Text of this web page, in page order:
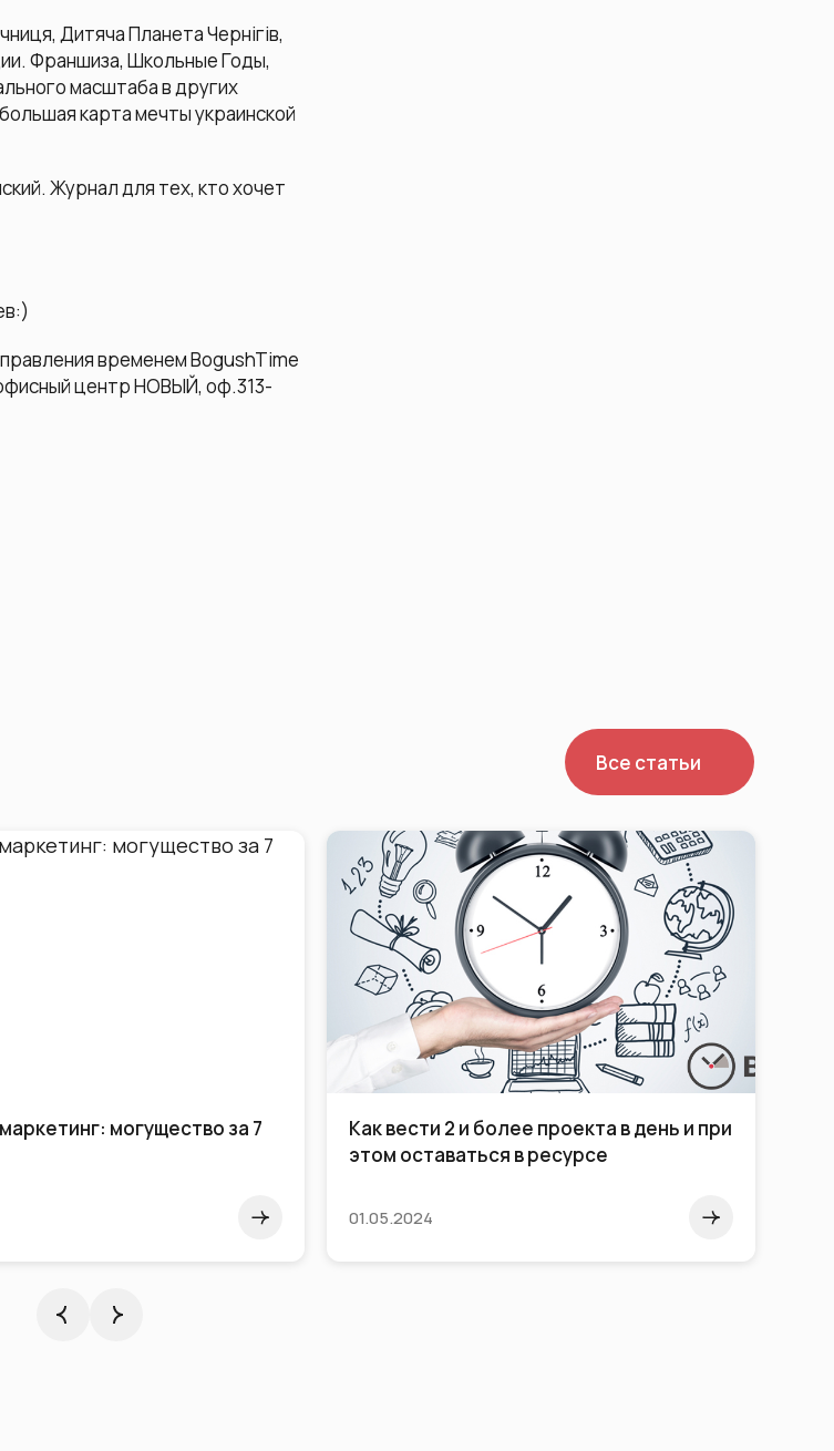
Дитяча Планета Чернігів,
Франшиза, Школьные Годы,
масштаба в других
карта мечты украинской
Журнал для тех, кто хочет
временем BogushTime
офисный центр НОВЫЙ, оф.313-
Все статьи
могущество за 7
Как вести 2 и более проекта в день и при
этом оставаться в ресурсе
01.05.2024